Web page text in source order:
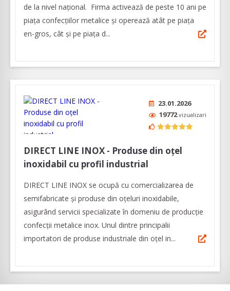
de la nivel național. Firma activează de peste 10 ani pe
piața confecțiilor metalice și operează atât pe piața
en-gros, cât și pe piața d...
23.01.2026
19772vizualizari
DIRECT LINE INOX - Produse din oțel
inoxidabil cu profil industrial
DIRECT LINE INOX se ocupă cu comercializarea de
semifabricate şi produse din oţeluri inoxidabile,
asigurând servicii specializate în domeniu de producţie
confecţii metalice inox. Unul dintre principalii
importatori de produse industriale din oţel in...